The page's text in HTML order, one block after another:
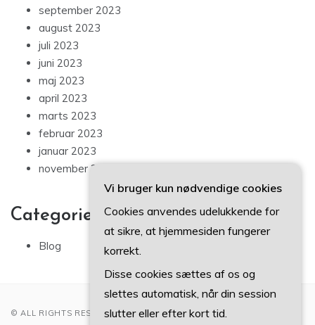
september 2023
august 2023
juli 2023
juni 2023
maj 2023
april 2023
marts 2023
februar 2023
januar 2023
november 2022
Categories
Blog
© ALL RIGHTS RESERVED 2022
Vi bruger kun nødvendige cookies
Cookies anvendes udelukkende for
at sikre, at hjemmesiden fungerer
korrekt.
Disse cookies sættes af os og
slettes automatisk, når din session
slutter eller efter kort tid.